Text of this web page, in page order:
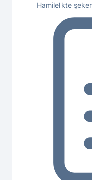
Hamilelikte